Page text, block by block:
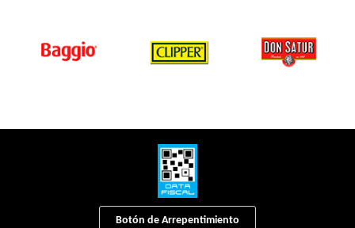
Botón de Arrepentimiento